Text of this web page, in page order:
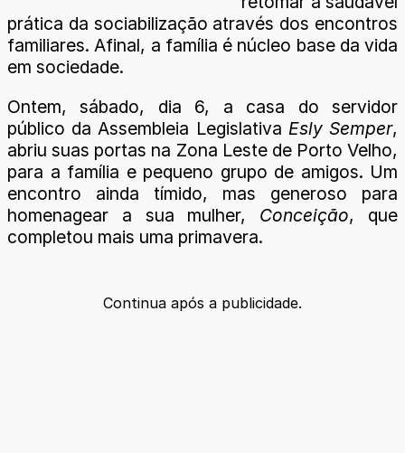
prática da sociabilização através dos encontros
familiares. Afinal, a família é núcleo base da vida
em sociedade.
Ontem, sábado, dia 6, a casa do servidor
público da Assembleia Legislativa Esly Semper,
abriu suas portas na Zona Leste de Porto Velho,
para a família e pequeno grupo de amigos. Um
encontro ainda tímido, mas generoso para
homenagear a sua mulher, Conceição, que
completou mais uma primavera.
Continua após a publicidade.